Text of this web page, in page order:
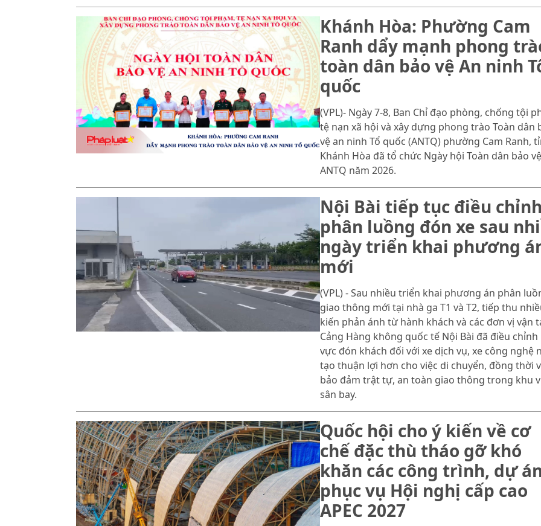
Khánh Hòa: Phường Cam
Ranh dẩy mạnh phong
toàn dân bảo vệ An ninh
quốc
(VPL)- Ngày 7-8, Ban Chỉ đạo phòng, chống tội
tệ nạn xã hội và xây dựng phong trào Toàn dân
vệ an ninh Tổ quốc (ANTQ) phường Cam Ranh,
Khánh Hòa đã tổ chức Ngày hội Toàn dân bảo vệ
ANTQ năm 2026.
Nội Bài tiếp tục điều chỉnh
phân luồng đón xe sau
ngày triển khai phương
mới
(VPL) - Sau nhiều triển khai phương án phân
giao thông mới tại nhà ga T1 và T2, tiếp thu
kiến phản ánh từ hành khách và các đơn vị vận
Cảng Hàng không quốc tế Nội Bài đã điều chỉnh
vực đón khách đối với xe dịch vụ, xe công nghệ
tạo thuận lợi hơn cho việc di chuyển, đồng thời
bảo đảm trật tự, an toàn giao thông trong khu
sân bay.
Quốc hội cho ý kiến về cơ
chế đặc thù tháo gỡ khó
khăn các công trình, dự
phục vụ Hội nghị cấp cao
APEC 2027